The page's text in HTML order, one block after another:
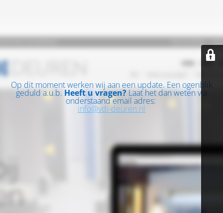
Op dit moment werken wij aan een update. Een ogenblik
geduld a.u.b. Heeft u vragen? Laat het dan weten via
onderstaand email adres:
info@vdi-deuren.nl